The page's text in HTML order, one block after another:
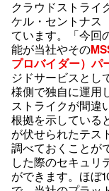
クラウドストライ
ケル・セントナス
ています。「今回
能が当社やその
プロバイダー）パ
ジドサービスとし
様側で独自に運用
ストライクが間違
根拠を示している
が伏せられたテス
調べておくことが
した際のセキュリ
ができます。ほぼ